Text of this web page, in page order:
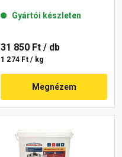
Gyártói készleten
31 850 Ft / db
1 274 Ft / kg
Megnézem